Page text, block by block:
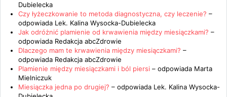
Dubielecka
Czy łyżeczkowanie to metoda diagnostyczna, czy leczenie? –
odpowiada Lek. Kalina Wysocka-Dubielecka
Jak odróżnić plamienie od krwawienia między miesiączkami? –
odpowiada Redakcja abcZdrowie
Dlaczego mam te krwawienia między miesiączkami? –
odpowiada Redakcja abcZdrowie
Plamienie między miesiączkami i ból piersi – odpowiada Marta
Mielniczuk
Miesiączka jedna po drugiej? – odpowiada Lek. Kalina Wysocka-